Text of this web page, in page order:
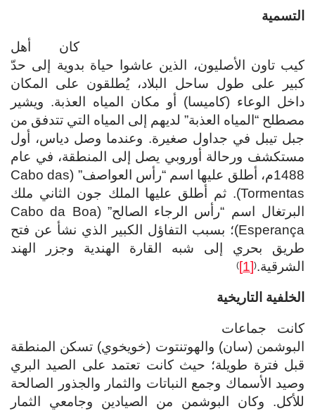
التسمية
كان أهل
كيب تاون الأصليون، الذين عاشوا حياة بدوية إلى حدّ
كبير على طول ساحل البلاد، يُطلقون على المكان
داخل الوعاء (كاميسا) أو مكان المياه العذبة. ويشير
مصطلح “المياه العذبة” لديهم إلى المياه التي تتدفق من
جبل تيبل في جداول صغيرة. وعندما وصل دياس، أول
مستكشف ورحالة أوروبي يصل إلى المنطقة، في عام
1488م، أطلق عليها اسم “رأس العواصف” (Cabo das
Tormentas). ثم أطلق عليها الملك جون الثاني ملك
البرتغال اسم “رأس الرجاء الصالح” (Cabo da Boa
Esperança)؛ بسبب التفاؤل الكبير الذي نشأ عن فتح
طريق بحري إلى شبه القارة الهندية وجزر الهند
الشرقية.(
[1]
)
الخلفية التاريخية
كانت جماعات
البوشمن (سان) والهوتنتوت (خويخوي) تسكن المنطقة
قبل فترة طويلة؛ حيث كانت تعتمد على الصيد البري
وصيد الأسماك وجمع النباتات والثمار والجذور الصالحة
للأكل. وكان البوشمن من الصيادين وجامعي الثمار